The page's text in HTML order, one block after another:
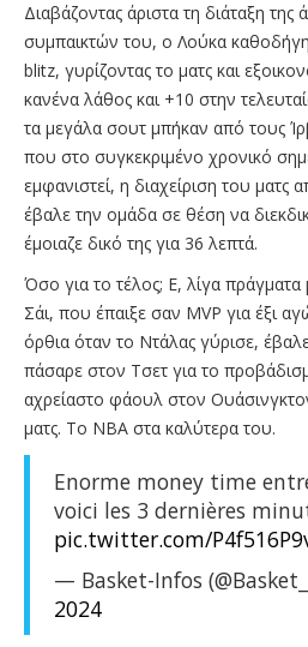
Διαβάζοντας άριστα τη διάταξη της
συμπαικτών του, ο Λούκα
blitz, γυρίζοντας το ματς και
κανένα λάθος και +10 στην
τα μεγάλα σουτ μπήκαν από τους
που στο συγκεκριμένο χρονικό
εμφανιστεί, η διαχείριση του
έβαλε την ομάδα σε θέση να
έμοιαζε δικό της για 36 λεπτά.
Όσο για το τέλος; Ε, λίγα πράγματα
Σάι, που έπαιξε σαν MVP για έξι
όρθια όταν το Ντάλας γύρισε,
πάσαρε στον Τσετ για το
αχρείαστο φάουλ στον
ματς. Το ΝΒΑ στα καλύτερα του.
Enorme money time
voici les 3 dernières
pic.twitter.com/
— Basket-Infos
2024